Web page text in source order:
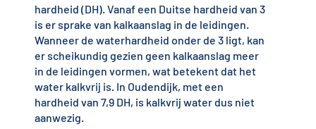
hardheid (DH). Vanaf een Duitse hardheid van 3
is er sprake van kalkaanslag in de leidingen.
Wanneer de waterhardheid onder de 3 ligt, kan
er scheikundig gezien geen kalkaanslag meer
in de leidingen vormen, wat betekent dat het
water kalkvrij is. In Oudendijk, met een
hardheid van 7,9 DH, is kalkvrij water dus niet
aanwezig.